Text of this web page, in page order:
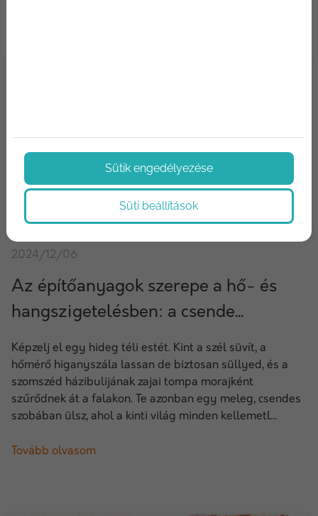
2024/12/06
Az építőanyagok szerepe a hő- és
hangszigetelésben: a csende...
Képzelj el egy hideg téli estét. Kint a szél süvít, a
hőmérő higanyszála lassan de biztosan süllyed, és a
szomszéd házibulijának zajai tompa morajként
szűrődnek át a falakon. Te azonban egy meleg, csendes
szobában ülsz, ahol a kinti világ minden kellemetl...
Tovább olvasom
Sütik engedélyezése
Süti beállítások